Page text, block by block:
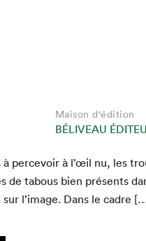
Maison d'édition
BÉLIVEAU
percevoir à l’œil nu, les
de tabous bien présents
l’image. Dans le cadre